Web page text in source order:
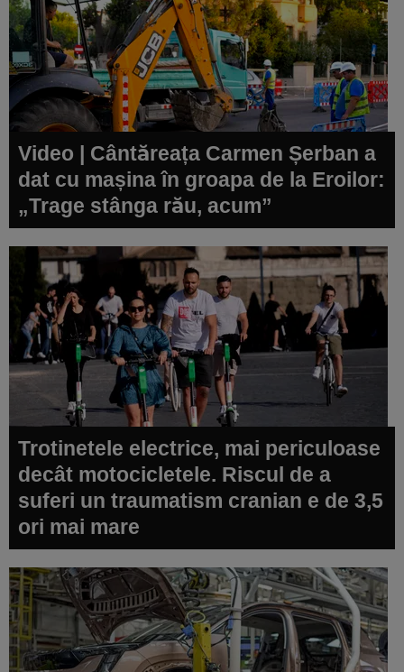
Video | Cântăreața Carmen Șerban a
dat cu mașina în groapa de la Eroilor:
„Trage stânga rău, acum”
Trotinetele electrice, mai periculoase
decât motocicletele. Riscul de a
suferi un traumatism cranian e de 3,5
ori mai mare